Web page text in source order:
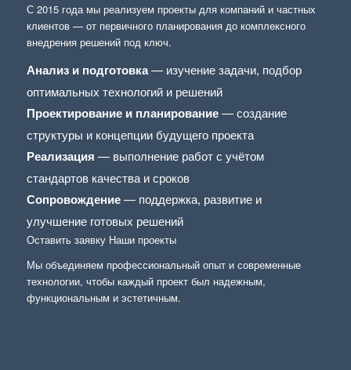
С 2015 года мы реализуем проекты для компаний и частных
клиентов — от первичного планирования до комплексного
внедрения решений под ключ.
Анализ и подготовка— изучение задачи, подбор
оптимальных технологий и решений
Проектирование и планирование— создание
структуры и концепции будущего проекта
Реализация — выполнение работ с учётом
стандартов качества и сроков
Сопровождение— поддержка, развитие и
улучшение готовых решений
Оставить заявку Наши проекты
Мы объединяем профессиональный опыт и современные
технологии, чтобы каждый проект был надежным,
функциональным и эстетичным.